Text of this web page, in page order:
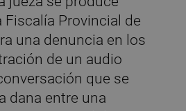
Fiscalía Provincial de
una denuncia en los
de un audio
que se
dana entre una